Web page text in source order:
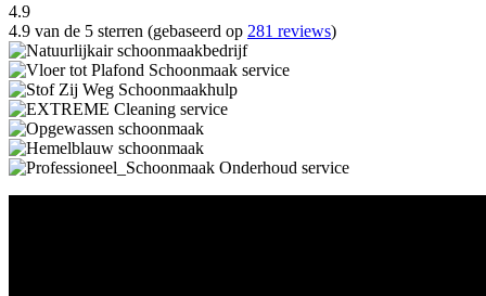
4.9
4.9 van de 5 sterren (gebaseerd op 281 reviews)